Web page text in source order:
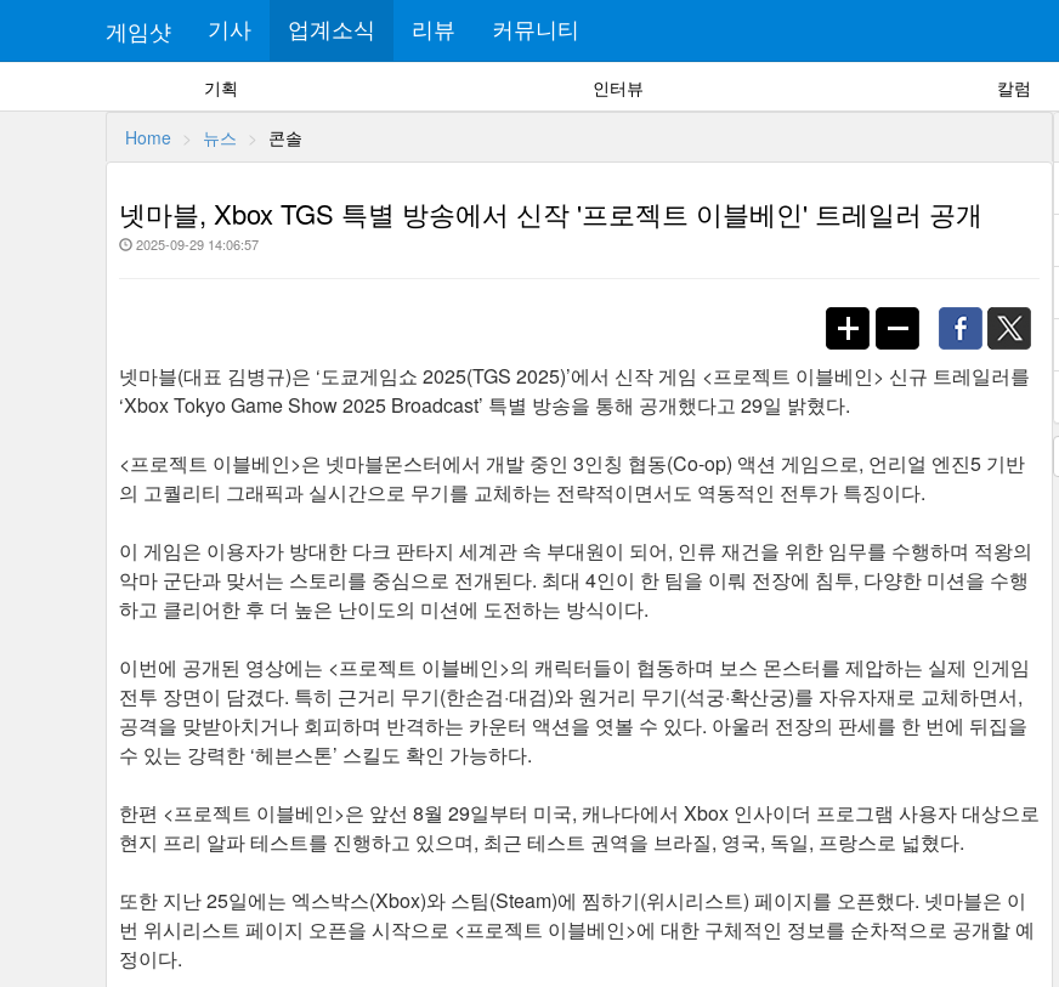
게임샷 기사 업계소식 리뷰 커뮤니티
기획 인터뷰 칼럼
Home 뉴스 콘솔
넷마블, Xbox TGS 특별 방송에서 신작 '프로젝트 이블베인' 트레일러 공개
2025-09-29 14:06:57
넷마블(대표 김병규)은 ‘도쿄게임쇼 2025(TGS 2025)’에서 신작 게임 <프로젝트 이블베인> 신규 트레일러를
‘Xbox Tokyo Game Show 2025 Broadcast’ 특별 방송을 통해 공개했다고 29일 밝혔다.
<프로젝트 이블베인>은 넷마블몬스터에서 개발 중인 3인칭 협동(Co-op) 액션 게임으로, 언리얼 엔진5 기반
의 고퀄리티 그래픽과 실시간으로 무기를 교체하는 전략적이면서도 역동적인 전투가 특징이다.
이 게임은 이용자가 방대한 다크 판타지 세계관 속 부대원이 되어, 인류 재건을 위한 임무를 수행하며 적왕의
악마 군단과 맞서는 스토리를 중심으로 전개된다. 최대 4인이 한 팀을 이뤄 전장에 침투, 다양한 미션을 수행
하고 클리어한 후 더 높은 난이도의 미션에 도전하는 방식이다.
이번에 공개된 영상에는 <프로젝트 이블베인>의 캐릭터들이 협동하며 보스 몬스터를 제압하는 실제 인게임
전투 장면이 담겼다. 특히 근거리 무기(한손검·대검)와 원거리 무기(석궁·확산궁)를 자유자재로 교체하면서,
공격을 맞받아치거나 회피하며 반격하는 카운터 액션을 엿볼 수 있다. 아울러 전장의 판세를 한 번에 뒤집을
수 있는 강력한 ‘헤븐스톤’ 스킬도 확인 가능하다.
한편 <프로젝트 이블베인>은 앞선 8월 29일부터 미국, 캐나다에서 Xbox 인사이더 프로그램 사용자 대상으로
현지 프리 알파 테스트를 진행하고 있으며, 최근 테스트 권역을 브라질, 영국, 독일, 프랑스로 넓혔다.
또한 지난 25일에는 엑스박스(Xbox)와 스팀(Steam)에 찜하기(위시리스트) 페이지를 오픈했다. 넷마블은 이
번 위시리스트 페이지 오픈을 시작으로 <프로젝트 이블베인>에 대한 구체적인 정보를 순차적으로 공개할 예
정이다.